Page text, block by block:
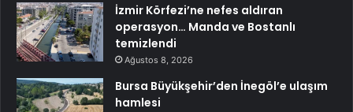
İzmir Körfezi’ne nefes aldıran
operasyon… Manda ve Bostanlı
temizlendi
Ağustos 8, 2026
Bursa Büyükşehir’den İnegöl’e ulaşım
hamlesi